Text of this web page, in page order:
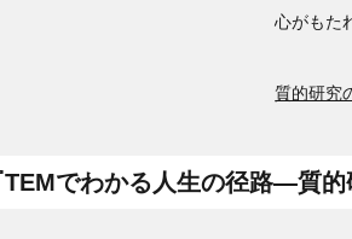
心がもた
質的研究
でわかる人生の径路―質的